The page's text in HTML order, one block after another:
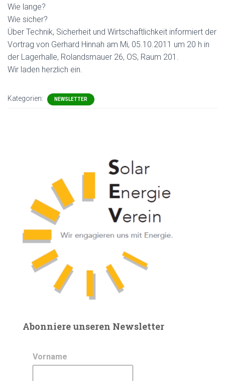
Wie lange?
Wie sicher?
Über Technik, Sicherheit und Wirtschaftlichkeit informiert der
Vortrag von Gerhard Hinnah am Mi, 05.10.2011 um 20 h in
der Lagerhalle, Rolandsmauer 26, OS, Raum 201.
Wir laden herzlich ein.
Kategorien: NEWSLETTER
Abonniere unseren Newsletter
Vorname